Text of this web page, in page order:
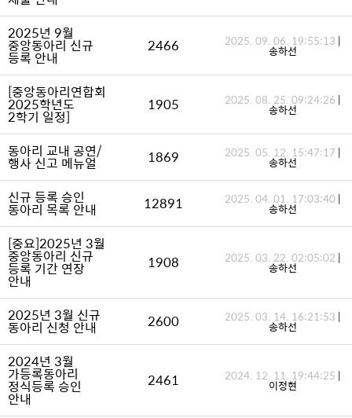
2025년 9월
중앙동아리 신규
등록 안내
2466 2025. 09. 06. 19:55:13 |
송하선
[중앙동아리연합회
2025학년도
2학기 일정]
1905 2025. 08. 25. 09:24:26 |
송하선
동아리 교내 공연/
행사 신고 메뉴얼 1869 2025. 05. 12. 15:47:17 |
송하선
신규 등록 승인
동아리 목록 안내 12891 2025. 04. 01. 17:03:40|
송하선
[중요]2025년 3월
중앙동아리 신규
등록 기간 연장
안내
1908 2025. 03. 22. 02:05:02 |
송하선
2025년 3월 신규
동아리 신청 안내 2600 2025. 03. 14. 16:21:53 |
송하선
2024년 3월
가등록동아리
정식등록 승인
안내
2461 2024. 12. 11. 19:44:25 |
이정현